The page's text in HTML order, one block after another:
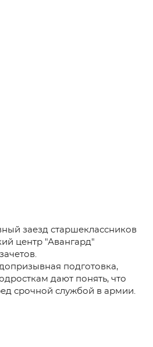
заезд старшеклассников
центр "Авангард"
допризывная подготовка,
дают понять, что
срочной службой в армии.